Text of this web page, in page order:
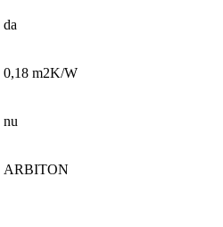
da
0,18 m2K/W
nu
ARBITON